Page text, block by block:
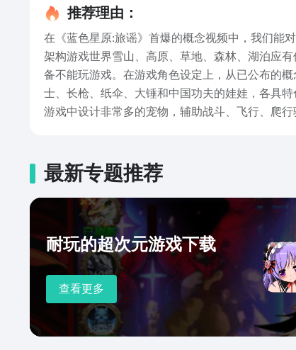
推荐理由：
在《蓝色星原:旅谣》首爆的概念视频中，我们能
架构游戏世界雪山、高原、草地、森林、湖泊应
备不能玩游戏。在游戏角色设定上，从已公布的
士、长枪、纸伞、大锤和中国功夫的娃娃，各具
游戏中设计非常多的宠物，辅助战斗、飞行、爬
不知道玩游戏所需配置可能会更高。游戏中的怪
度，看到这些，是不是有蓝色星原旅谣下载的冲
最新专题推荐
耐玩的超次元游戏下载
查看更多